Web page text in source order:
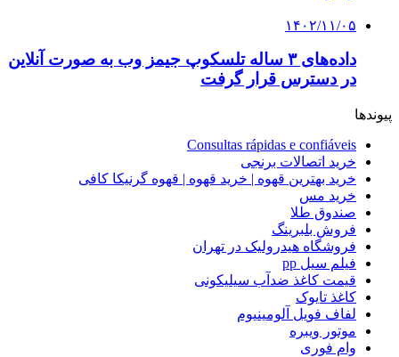
۱۴۰۲/۱۱/۰۵
داده‌های ۳ ساله تلسکوپ جیمز وب به صورت آنلاین
در دسترس قرار گرفت
پیوندها
Consultas rápidas e confiáveis
خرید اتصالات برنجی
خرید بهترین قهوه | خرید قهوه | قهوه گرنیکا کافی
خرید مس
صندوق طلا
فروش بلبرینگ
فروشگاه هیدرولیک در تهران
فیلم سیل pp
قیمت کاغذ ضدآب سیلیکونی
کاغذ تایوک
لفاف فویل آلومینیوم
موتور ویبره
وام فوری